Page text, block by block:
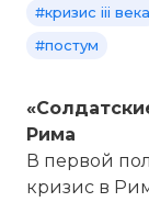
#кризис iii века
#постум
Рима
В первой
кризис в